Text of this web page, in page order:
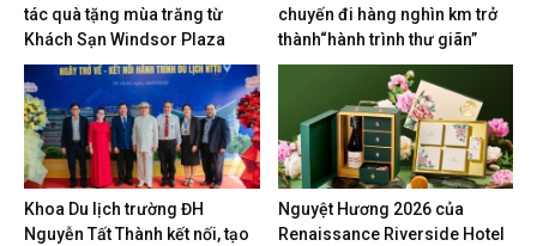
tác quà tặng mùa trăng từ
Khách Sạn Windsor Plaza
chuyến đi hàng nghìn km trở
thành“hành trình thư giãn”
Khoa Du lịch trường ĐH
Nguyễn Tất Thành kết nối, tạo
Nguyệt Hương 2026 của
Renaissance Riverside Hotel